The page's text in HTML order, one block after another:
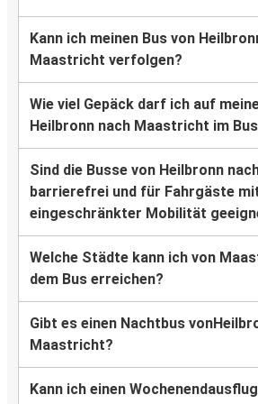
Kann ich meinen Bus von
Maastricht verfolgen?
Wie viel Gepäck darf ich auf
Heilbronn nach Maastricht im
Sind die Busse von Heilbronn
barrierefrei und für Fahrgäste
eingeschränkter Mobilität
Welche Städte kann ich von
dem Bus erreichen?
Gibt es einen Nachtbus
Maastricht?
Kann ich einen